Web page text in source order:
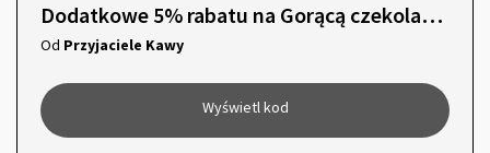
Dodatkowe 5% rabatu na Gorącą czekoladę i Kakao!
Od Przyjaciele Kawy
Wyświetl kod